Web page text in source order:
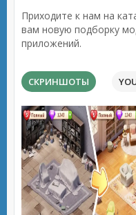
Приходите к нам на
вам новую подборку
приложений.
СКРИНШОТЫ